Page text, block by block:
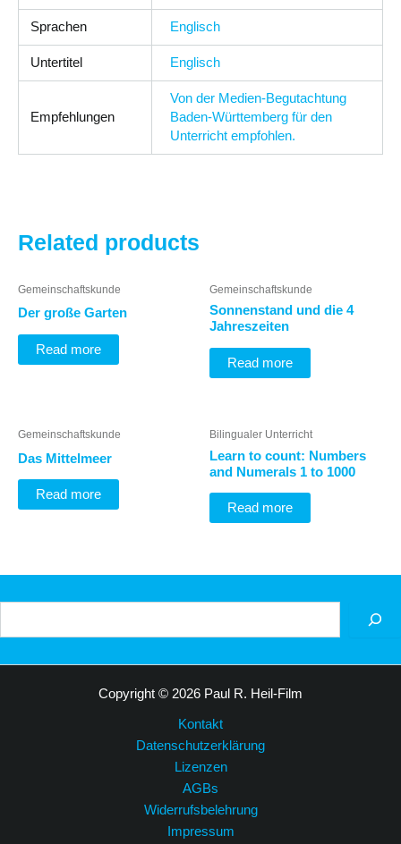
Sprachen Englisch
Untertitel Englisch
Empfehlungen
Von der Medien-Begutachtung
Baden-Württemberg für den
Unterricht empfohlen.
Related products
Gemeinschaftskunde
Der große Garten
Read more
Gemeinschaftskunde
Sonnenstand und die 4
Jahreszeiten
Read more
Gemeinschaftskunde
Das Mittelmeer
Read more
Bilingualer Unterricht
Learn to count: Numbers
and Numerals 1 to 1000
Read more
Copyright © 2026 Paul R. Heil-Film
Kontakt
Datenschutzerklärung
Lizenzen
AGBs
Widerrufsbelehrung
Impressum